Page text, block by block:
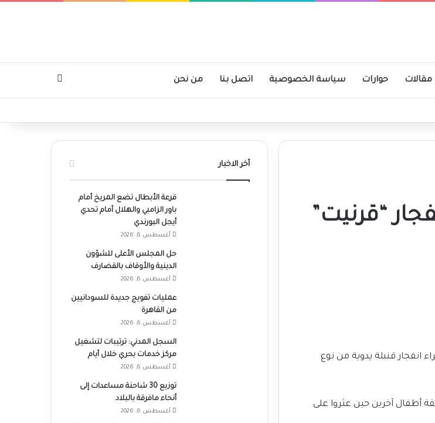
مقالات حوارات سياسة الخصوصية اتصل بنا من نحن
“قرنيت”
قنبلة يدوية من نوع
أن الطفل محمد كان برفقة أطفال آخرين حين عثروا على
أخر الاخبار
قرعة الأبطال تضع المريخ أمام
باور الزامبي والهلال أمام تحدي
أيجل البورندي
أغسطس 6, 2026
حل المجلس الأعلى للشؤون
الدينية والأوقاف بالقضارف
أغسطس 6, 2026
عمليات تفويج جديدة للسودانيين
من القاهرة
أغسطس 6, 2026
السجل المدني: ترتيبات لتشغيل
مركز خدمات بحري خلال أيام
أغسطس 6, 2026
توزيع 30 شاحنة مساعدات إلى
أنحاء مافرقة بالبلاد
أغسطس 6, 2026